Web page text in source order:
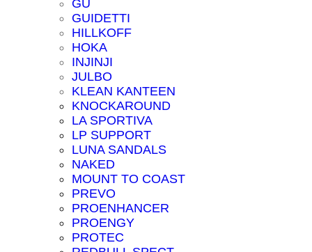
GU
GUIDETTI
HILLKOFF
HOKA
INJINJI
JULBO
KLEAN KANTEEN
KNOCKAROUND
LA SPORTIVA
LP SUPPORT
LUNA SANDALS
NAKED
MOUNT TO COAST
PREVO
PROENHANCER
PROENGY
PROTEC